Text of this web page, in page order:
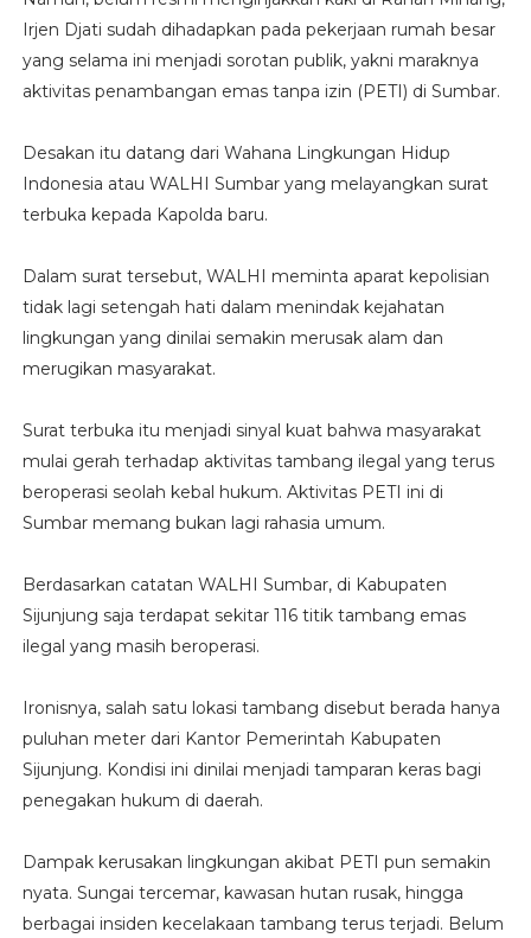
Irjen Djati sudah dihadapkan pada pekerjaan rumah besar
yang selama ini menjadi sorotan publik, yakni maraknya
aktivitas penambangan emas tanpa izin (PETI) di Sumbar.
Desakan itu datang dari Wahana Lingkungan Hidup
Indonesia atau WALHI Sumbar yang melayangkan surat
terbuka kepada Kapolda baru.
Dalam surat tersebut, WALHI meminta aparat kepolisian
tidak lagi setengah hati dalam menindak kejahatan
lingkungan yang dinilai semakin merusak alam dan
merugikan masyarakat.
Surat terbuka itu menjadi sinyal kuat bahwa masyarakat
mulai gerah terhadap aktivitas tambang ilegal yang terus
beroperasi seolah kebal hukum. Aktivitas PETI ini di
Sumbar memang bukan lagi rahasia umum.
Berdasarkan catatan WALHI Sumbar, di Kabupaten
Sijunjung saja terdapat sekitar 116 titik tambang emas
ilegal yang masih beroperasi.
Ironisnya, salah satu lokasi tambang disebut berada hanya
puluhan meter dari Kantor Pemerintah Kabupaten
Sijunjung. Kondisi ini dinilai menjadi tamparan keras bagi
penegakan hukum di daerah.
Dampak kerusakan lingkungan akibat PETI pun semakin
nyata. Sungai tercemar, kawasan hutan rusak, hingga
berbagai insiden kecelakaan tambang terus terjadi. Belum